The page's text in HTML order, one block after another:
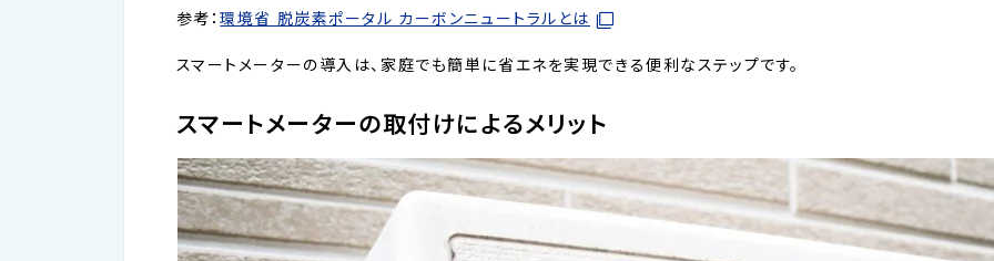
参考：環境省 脱炭素ポータル カーボンニュートラルとは
スマートメーターの導入は、家庭でも簡単に省エネを実現できる便利なステップです。
スマートメーターの取付けによるメリット